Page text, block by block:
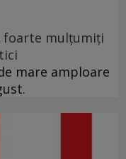
foarte mulţumiţi
mare amploare